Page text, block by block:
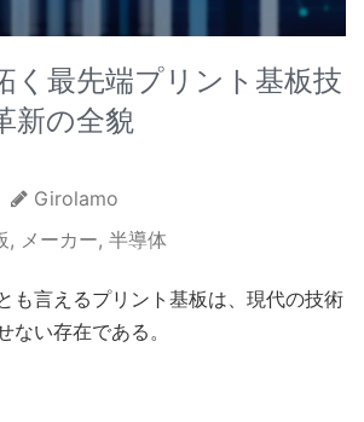
く最先端プリント基板技
新の全貌
Girolamo
, メーカー, 半導体
も言えるプリント基板は、現代の技術
ない存在である。